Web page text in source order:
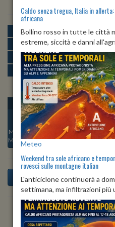
MATTINA min:
POMERIGGIO min:
SERA min:
NOTTE min:
OGGI
Min:
22°C
Max:29°C
VEN 07
Min:
21°C
Max:29°C
SAB 08
Min:22°C
Max:29°C
Min:
Max:
Previsioni del Tempo a Acri
Caldo senza tregua, Italia in
africana
Bollino rosso in tutte le città
estreme, siccità e danni
Meteo
Weekend tra sole africano e
rovesci sulle montagne italian
L'anticiclone continuerà a
settimana, ma infiltrazioni più